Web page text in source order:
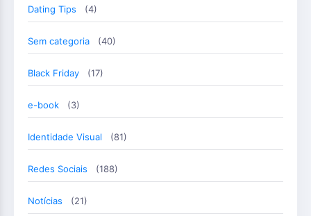
Dating Tips (4)
Sem categoria (40)
Black Friday (17)
e-book (3)
Identidade Visual (81)
Redes Sociais (188)
Notícias (21)